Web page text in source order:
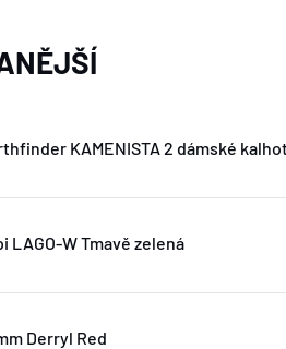
KAMENISTA 2 dámské
LAGO-W Tmavě zelená
Derryl Red